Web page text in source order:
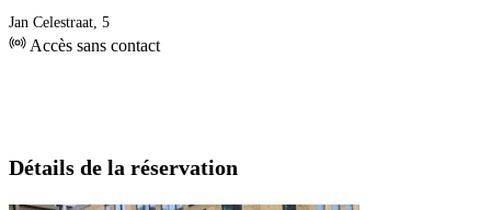
Jan Celestraat, 5
Accès sans contact
Détails de la réservation